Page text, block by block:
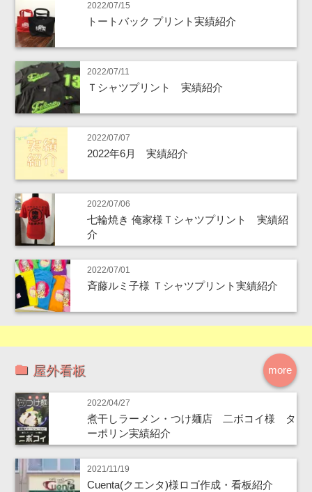
2022/07/15
トートバック プリント実績紹介
2022/07/11
Ｔシャツプリント 実績紹介
2022/07/07
2022年6月 実績紹介
2022/07/06
七輪焼き 俺家様Ｔシャツプリント 実績紹
介
2022/07/01
斉藤ルミ子様 Ｔシャツプリント実績紹介
more
屋外看板
2022/04/27
煮干しラーメン・つけ麺店 二ボコイ様 タ
ーポリン実績紹介
2021/11/19
Cuenta(クエンタ)様ロゴ作成・看板紹介